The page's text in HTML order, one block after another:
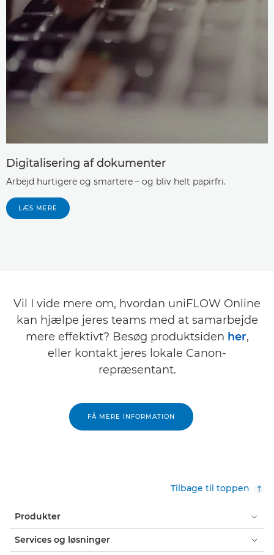
Digitalisering af dokumenter
Arbejd hurtigere og smartere – og bliv helt papirfri.
LÆS MERE
Vil I vide mere om, hvordan uniFLOW Online
kan hjælpe jeres teams med at samarbejde
mere effektivt? Besøg produktsiden her,
eller kontakt jeres lokale Canon-
repræsentant.
FÅ MERE INFORMATION
Tilbage til toppen
Produkter
Services og løsninger